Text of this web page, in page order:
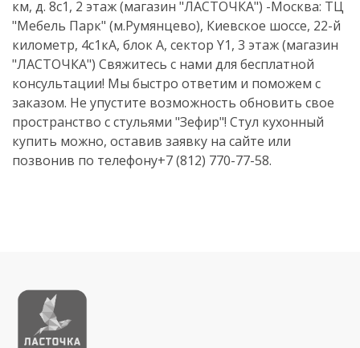
км, д. 8с1, 2 этаж (магазин "ЛАСТОЧКА") -Москва: ТЦ
"Мебель Парк" (м.Румянцево), Киевское шоссе, 22-й
километр, 4с1кА, блок А, сектор Y1, 3 этаж (магазин
"ЛАСТОЧКА") Свяжитесь с нами для бесплатной
консультации! Мы быстро ответим и поможем с
заказом. Не упустите возможность обновить свое
пространство с стульями "Зефир"! Стул кухонный
купить можно, оставив заявку на сайте или
позвонив по телефону+7 (812) 770-77-58.